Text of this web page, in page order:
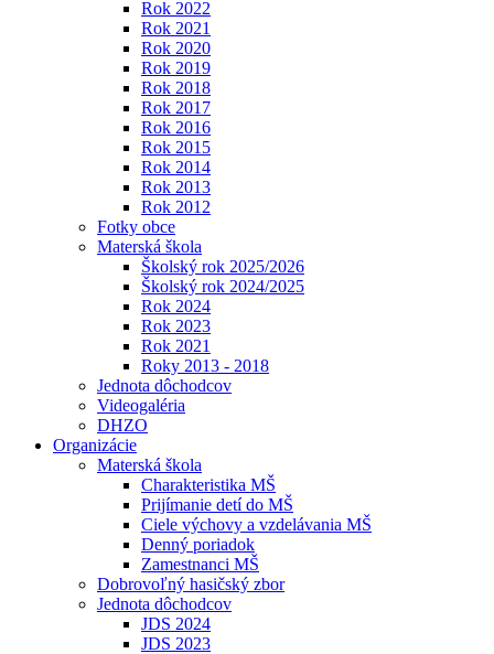
Rok 2022
Rok 2021
Rok 2020
Rok 2019
Rok 2018
Rok 2017
Rok 2016
Rok 2015
Rok 2014
Rok 2013
Rok 2012
Fotky obce
Materská škola
Školský rok 2025/2026
Školský rok 2024/2025
Rok 2024
Rok 2023
Rok 2021
Roky 2013 - 2018
Jednota dôchodcov
Videogaléria
DHZO
Organizácie
Materská škola
Charakteristika MŠ
Prijímanie detí do MŠ
Ciele výchovy a vzdelávania MŠ
Denný poriadok
Zamestnanci MŠ
Dobrovoľný hasičský zbor
Jednota dôchodcov
JDS 2024
JDS 2023